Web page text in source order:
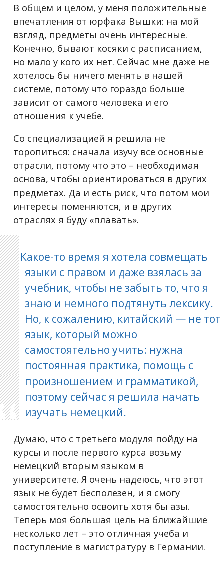
В общем и целом, у меня положительные
впечатления от юрфака Вышки: на мой
взгляд, предметы очень интересные.
Конечно, бывают косяки с расписанием,
но мало у кого их нет. Сейчас мне даже не
хотелось бы ничего менять в нашей
системе, потому что гораздо больше
зависит от самого человека и его
отношения к учебе.
Со специализацией я решила не
торопиться: сначала изучу все основные
отрасли, потому что это – необходимая
основа, чтобы ориентироваться в других
предметах. Да и есть риск, что потом мои
интересы поменяются, и в других
отраслях я буду «плавать».
Какое-то время я хотела совмещать
языки с правом и даже взялась за
учебник, чтобы не забыть то, что я
знаю и немного подтянуть лексику.
Но, к сожалению, китайский — не тот
язык, который можно
самостоятельно учить: нужна
постоянная практика, помощь с
произношением и грамматикой,
поэтому сейчас я решила начать
изучать немецкий.
Думаю, что с третьего модуля пойду на
курсы и после первого курса возьму
немецкий вторым языком в
университете. Я очень надеюсь, что этот
язык не будет бесполезен, и я смогу
самостоятельно освоить хотя бы азы.
Теперь моя большая цель на ближайшие
несколько лет – это отличная учеба и
поступление в магистратуру в Германии.